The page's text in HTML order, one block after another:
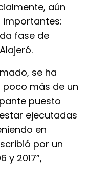
aún
importantes:
fase de
se ha
más de un
puesto
ejecutadas
en
por un
y 2017”,